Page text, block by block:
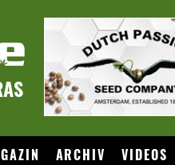
ARCHIV VIDEOS